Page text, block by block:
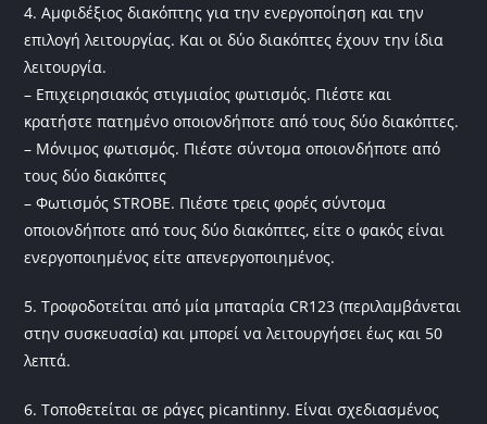
4. Αμφιδέξιος διακόπτης για την ενεργοποίηση και την
επιλογή λειτουργίας. Και οι δύο διακόπτες έχουν την ίδια
λειτουργία.
– Επιχειρησιακός στιγμιαίος φωτισμός. Πιέστε και
κρατήστε πατημένο οποιονδήποτε από τους δύο διακόπτες.
– Μόνιμος φωτισμός. Πιέστε σύντομα οποιονδήποτε από
τους δύο διακόπτες
– Φωτισμός STROBE. Πιέστε τρεις φορές σύντομα
οποιονδήποτε από τους δύο διακόπτες, είτε ο φακός είναι
ενεργοποιημένος είτε απενεργοποιημένος.
5. Τροφοδοτείται από μία μπαταρία CR123 (περιλαμβάνεται
στην συσκευασία) και μπορεί να λειτουργήσει έως και 50
λεπτά.
6. Τοποθετείται σε ράγες picantinny. Είναι σχεδιασμένος